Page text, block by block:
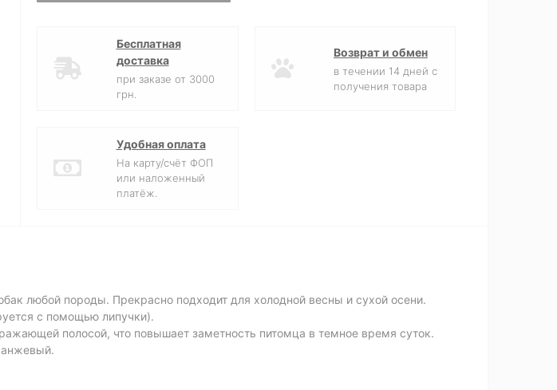
Бесплатная
доставка
при заказе от 3000
грн.
Возврат и обмен
в течении 14 дней с
получения товара
Удобная оплата
На карту/счёт ФОП
или наложенный
платёж.
любой породы. Прекрасно подходит для холодной весны и сухой осени.
с помощью липучки).
полосой, что повышает заметность питомца в темное время суток.